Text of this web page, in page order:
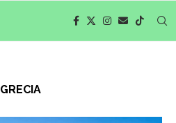
GRECIA